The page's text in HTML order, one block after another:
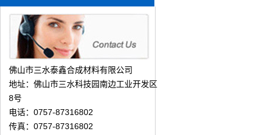
佛山市三水泰鑫合成材料有限公司
地址：佛山市三水科技园南边工业开发区
8号
电话：0757-87316802
传真：0757-87316802